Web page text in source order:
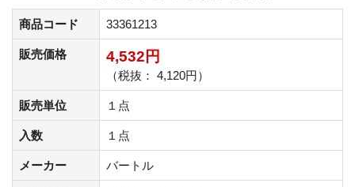
商品コード 33361213
販売価格 4,532円
（税抜： 4,120円）
販売単位 １点
入数 １点
メーカー バートル